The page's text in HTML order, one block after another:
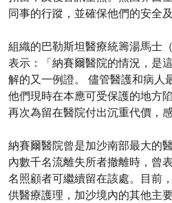
同事的行蹤，並確保他們的安全
組織的巴勒斯坦醫療統籌湯馬士
表示：「納賽爾醫院的情況，是
解的又一例證。 儘管醫護和病人
他們現時在本應可受保護的地方
再次為留在醫院付出沉重代價，
納賽爾醫院曾是加沙南部最大的
內數千名流離失所者撤離時，曾
名照顧者可繼續留在該處。目前
供醫療護理，加沙境內的其他主